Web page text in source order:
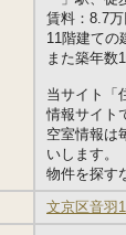
賃料：8.7
11階建ての
また築年数
当サイト「
情報サイト
空室情報は
いします。
物件を探す
文京区音羽